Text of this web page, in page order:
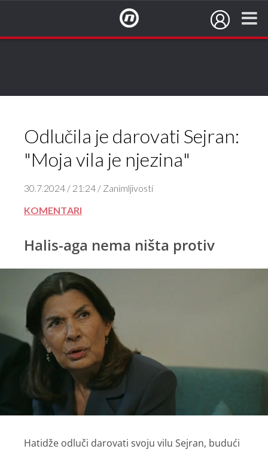
Odlučila je darovati Sejran:
"Moja vila je njezina"
30.7.2024 / 21:24 / Zanimljivosti
KOMENTARI
Halis-aga nema ništa protiv
Hatidže odluči darovati svoju vilu Sejran, budući